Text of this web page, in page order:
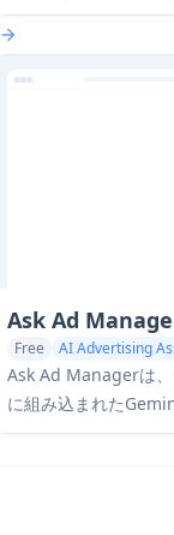
ールインワンプラッ
が顧客のフィードバ
Ask Ad
Free
AI Advertising
AI Analytics Assistant
Ask Ad Managerは
に組み込まれた
ントで、パブリッシ